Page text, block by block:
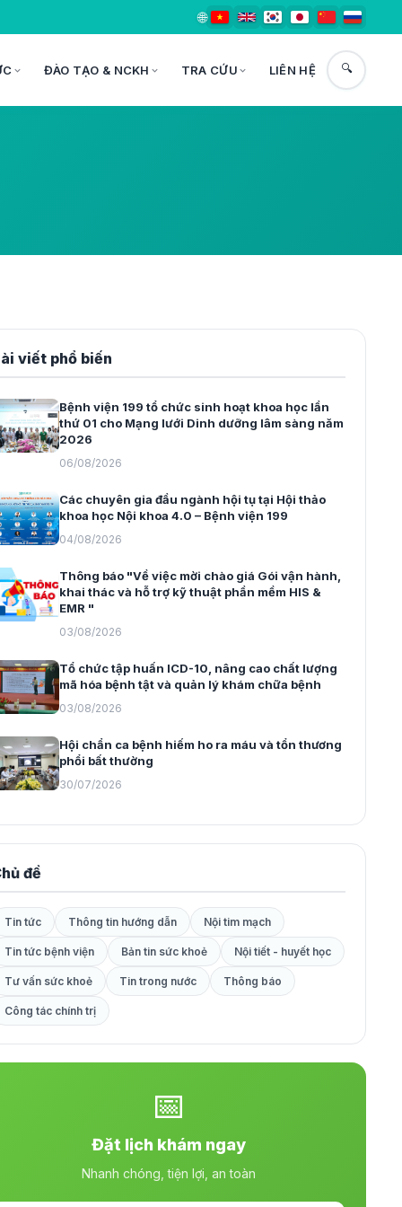
🌐
ĐÀO TẠO & NCKH TRA CỨU LIÊN HỆ 🔍
viết phổ biến
Bệnh viện 199 tổ chức sinh hoạt khoa học lần
thứ 01 cho Mạng lưới Dinh dưỡng lâm sàng năm
2026
06/08/2026
Các chuyên gia đầu ngành hội tụ tại Hội thảo
khoa học Nội khoa 4.0 – Bệnh viện 199
04/08/2026
Thông báo "Về việc mời chào giá Gói vận hành,
khai thác và hỗ trợ kỹ thuật phần mềm HIS &
EMR "
03/08/2026
Tổ chức tập huấn ICD-10, nâng cao chất lượng
mã hóa bệnh tật và quản lý khám chữa bệnh
03/08/2026
Hội chẩn ca bệnh hiếm ho ra máu và tổn thương
phổi bất thường
30/07/2026
đề
Tin tức Thông tin hướng dẫn Nội tim mạch
Tin tức bệnh viện Bản tin sức khoẻ Nội tiết - huyết học
Tư vấn sức khoẻ Tin trong nước Thông báo
Công tác chính trị
📅
Đặt lịch khám ngay
Nhanh chóng, tiện lợi, an toàn